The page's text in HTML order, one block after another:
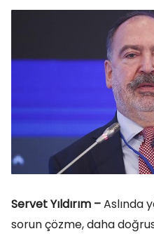
Servet Yıldırım –Aslında
sorun çözme, daha